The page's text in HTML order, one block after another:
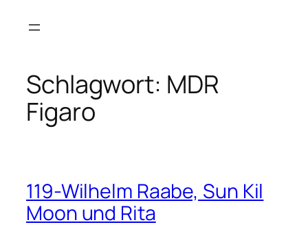
Inhalt
Schlagwort: MDR
Figaro
119-Wilhelm Raabe, Sun Kil
Moon und Rita